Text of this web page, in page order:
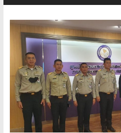
ปลอดภัย อผศ.
รักษาความปลอดภั
ปฏิบัติงานเจ้าหน้า
ณ สวนวชิรเบญจทั
ปลอดภัย
อผศ.
ทรัพย์สิน
ปลอดภัย
โปร่งใส
ได้
มาตรฐาน
เพื่อ